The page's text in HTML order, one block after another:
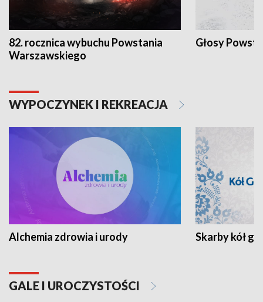
82. rocznica wybuchu Powstania
Warszawskiego
Głosy
WYPOCZYNEK I REKREACJA
Alchemia zdrowia i urody Skarby kół
GALE I UROCZYSTOŚCI